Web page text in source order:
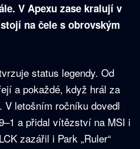
V Apexu zase kralují v
na čele s obrovským
status legendy. Od
a pokaždé, když hrál za
V letošním ročníku dovedl
a přidal vítězství na MSI i
zazářil i Park „Ruler“